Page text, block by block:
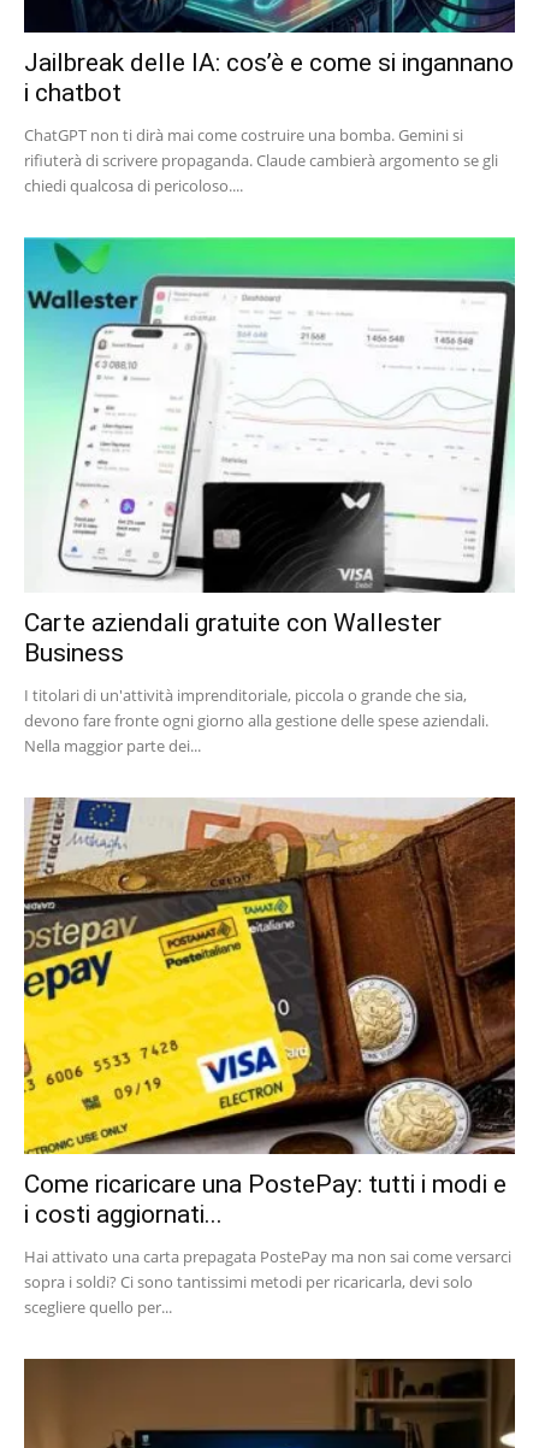
Jailbreak delle IA: cos’è e come si ingannano
i chatbot
ChatGPT non ti dirà mai come costruire una bomba. Gemini si
rifiuterà di scrivere propaganda. Claude cambierà argomento se gli
chiedi qualcosa di pericoloso....
Carte aziendali gratuite con Wallester
Business
I titolari di un'attività imprenditoriale, piccola o grande che sia,
devono fare fronte ogni giorno alla gestione delle spese aziendali.
Nella maggior parte dei...
Come ricaricare una PostePay: tutti i modi e
i costi aggiornati...
Hai attivato una carta prepagata PostePay ma non sai come versarci
sopra i soldi? Ci sono tantissimi metodi per ricaricarla, devi solo
scegliere quello per...